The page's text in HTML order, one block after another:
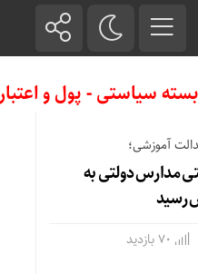
سیاستی - پول و
آموزشی؛
مدارس دولتی به
رسید